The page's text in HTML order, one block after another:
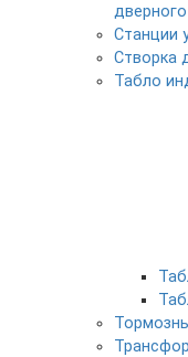
Станции
Створка
Табло